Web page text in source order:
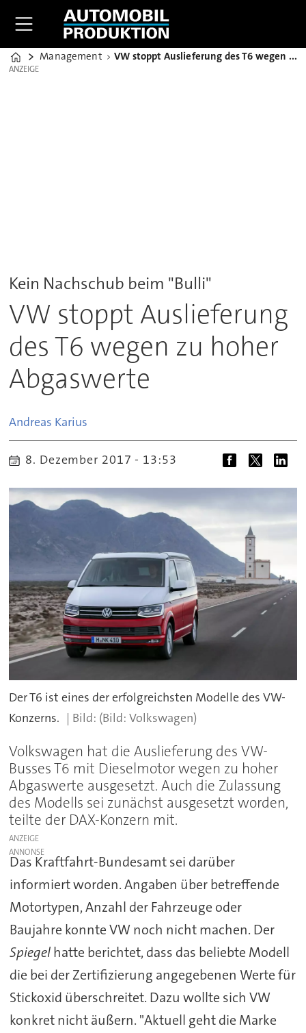
Home
Management VW stoppt Auslieferung des T6 wegen zu hoher Abgaswerte
ANZEIGE
ANZEIGE
Kein Nachschub beim "Bulli"
VW stoppt Auslieferung
des T6 wegen zu hoher
Abgaswerte
Andreas Karius
8. Dezember 2017 - 13:53
Der T6 ist eines der erfolgreichsten Modelle des VW-
Konzerns.
(Bild: Volkswagen)
Volkswagen hat die Auslieferung des VW-
Busses T6 mit Dieselmotor wegen zu hoher
Abgaswerte ausgesetzt. Auch die Zulassung
des Modells sei zunächst ausgesetzt worden,
teilte der DAX-Konzern mit.
ANZEIGE
Das Kraftfahrt-Bundesamt sei darüber
informiert worden. Angaben über betreffende
Motortypen, Anzahl der Fahrzeuge oder
Baujahre konnte VW noch nicht machen. Der
Spiegelhatte berichtet, dass das beliebte Modell
die bei der Zertifizierung angegebenen Werte für
Stickoxid überschreitet. Dazu wollte sich VW
konkret nicht äußern. "Aktuell geht die Marke